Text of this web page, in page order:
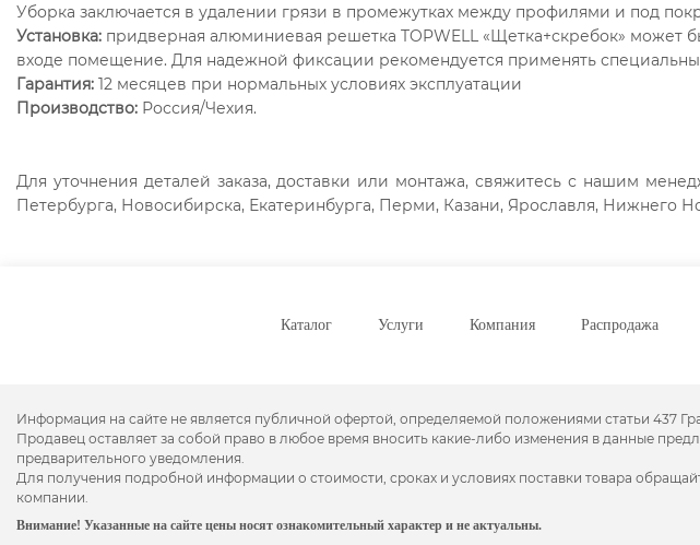
Уборка заключается в удалении грязи в промежутках между профилями и под
Установка: придверная алюминиевая решетка TOPWELL «Щетка+скребок» может
входе помещение. Для надежной фиксации рекомендуется применять
Гарантия: 12 месяцев при нормальных условиях эксплуатации
Производство: Россия/Чехия.
Для уточнения деталей заказа, доставки или монтажа, свяжитесь с нашим
Петербурга, Новосибирска, Екатеринбурга, Перми, Казани, Ярославля, Нижнего
Каталог Услуги Компания Распродажа
Информация на сайте не является публичной офертой, определяемой положениями статьи 437
Продавец оставляет за собой право в любое время вносить какие-либо изменения в данные
предварительного уведомления.
Для получения подробной информации о стоимости, сроках и условиях поставки товара
компании.
Внимание! Указанные на сайте цены носят ознакомительный характер и не актуальны.